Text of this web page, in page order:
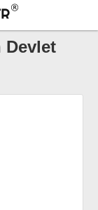
Devlet